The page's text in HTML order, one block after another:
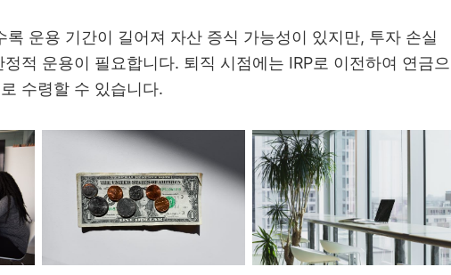
록 운용 기간이 길어져 자산 증식 가능성이 있지만, 투자 손실
적 운용이 필요합니다. 퇴직 시점에는 IRP로 이전하여 연금으
수령할 수 있습니다.